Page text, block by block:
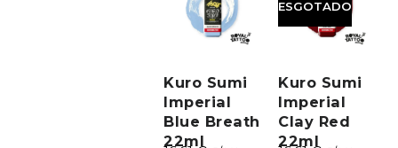
Kuro Sumi
Imperial
Blue Breath
22ml
ESGOTADO
Kuro Sumi
Imperial
Clay Red
22ml